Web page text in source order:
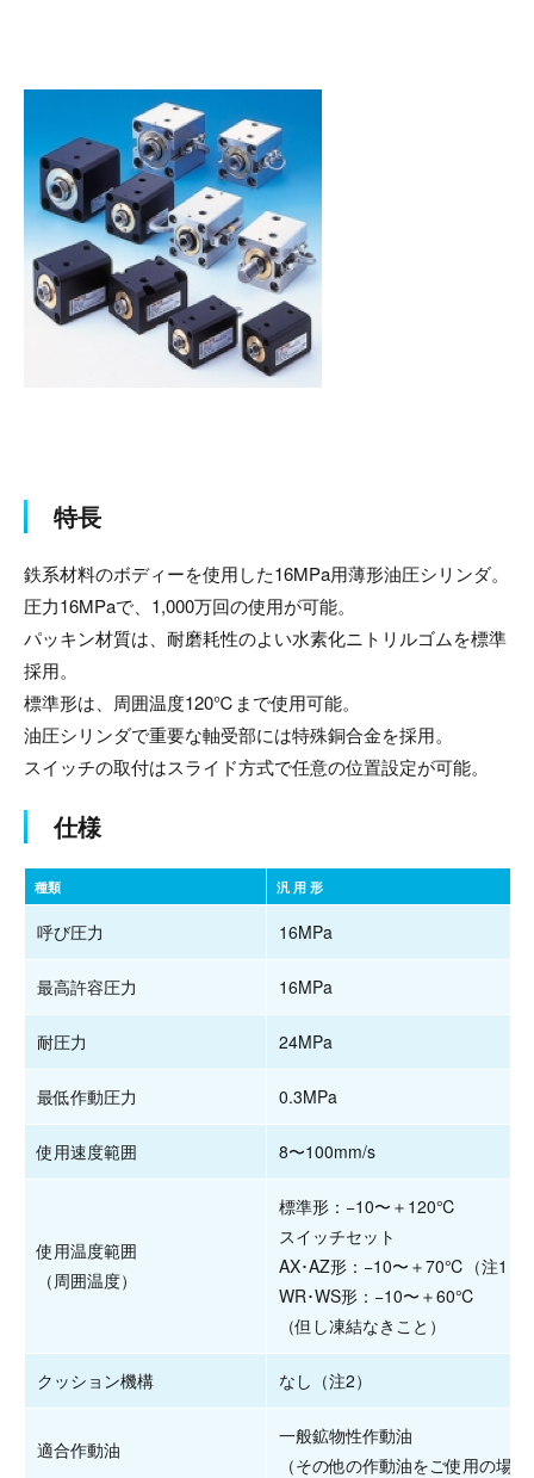
特長
鉄系材料のボディーを使用した16MPa用薄形油圧シリンダ。
圧力16MPaで、1,000万回の使用が可能。
パッキン材質は、耐磨耗性のよい水素化ニトリルゴムを標準
採用。
標準形は、周囲温度120℃まで使用可能。
油圧シリンダで重要な軸受部には特殊銅合金を採用。
スイッチの取付はスライド方式で任意の位置設定が可能。
仕様
種類 汎 用 形
呼び圧力 16MPa
最高許容圧力 16MPa
耐圧力 24MPa
最低作動圧力 0.3MPa
使用速度範囲 8〜100mm/s
使用温度範囲
（周囲温度）
標準形：−10〜＋120℃
スイッチセット
AX･AZ形：−10〜＋70℃（注1）
WR･WS形：−10〜＋60℃
（但し凍結なきこと）
クッション機構 なし（注2）
適合作動油
一般鉱物性作動油
（その他の作動油をご使用の場